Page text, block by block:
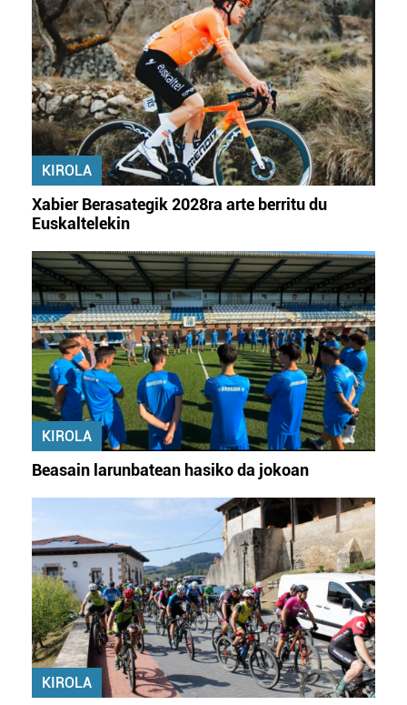
KIROLA
Xabier Berasategik 2028ra arte berritu du
Euskaltelekin
KIROLA
Beasain larunbatean hasiko da jokoan
KIROLA